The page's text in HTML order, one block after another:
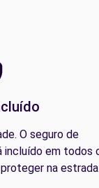
O seguro de
incluído em todos
na